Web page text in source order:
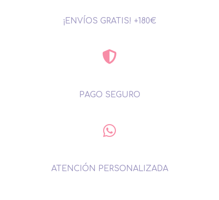
¡ENVÍOS GRATIS! +180€
PAGO SEGURO
ATENCIÓN PERSONALIZADA